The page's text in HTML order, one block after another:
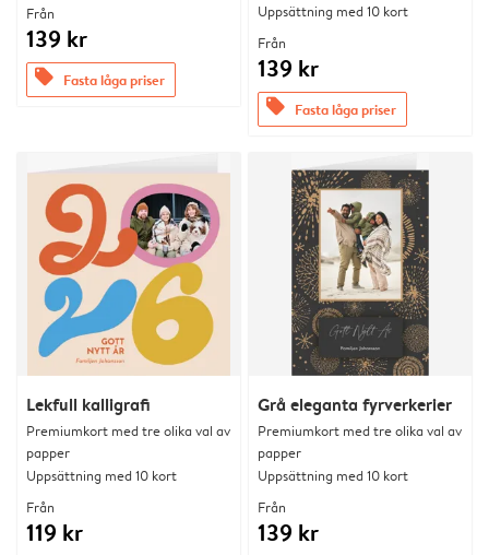
Från
139 kr
offers Fasta låga priser
Uppsättning med 10 kort
Från
139 kr
offers Fasta låga priser
Lekfull kalligrafi
Premiumkort med tre olika val av
papper
Uppsättning med 10 kort
Från
119 kr
Grå eleganta fyrverkerier
Premiumkort med tre olika val av
papper
Uppsättning med 10 kort
Från
139 kr